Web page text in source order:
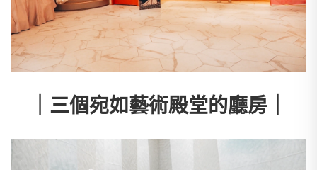
｜三個宛如藝術殿堂的廳房｜